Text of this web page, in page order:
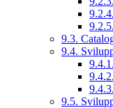
9.3.
9.4.
9.5.